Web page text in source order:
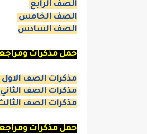
الصف الرابع
الصف الخامس
الصف السادس
حمل مذكرات
مذكرات الصف الاول
مذكرات الصف الثاني
مذكرات الصف الثالث
حمل مذكرات